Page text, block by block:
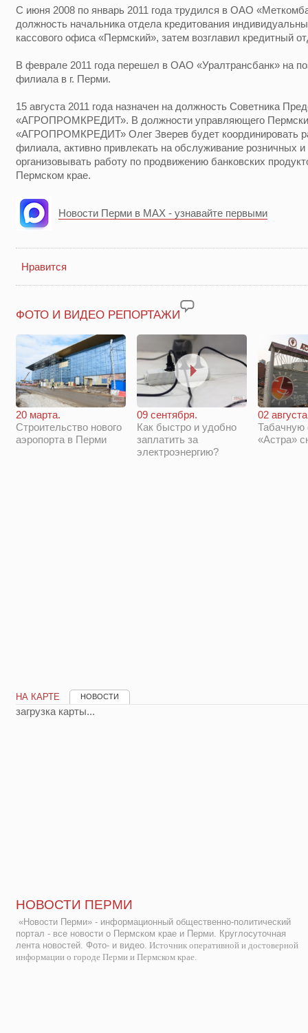
С июня 2008 по январь 2011 года трудился в ОАО
должность начальника отдела кредитования
кассового офиса «Пермский», затем возглавил кредитный
В феврале 2011 года перешел в ОАО «Уралтрансбанк» на
филиала в г. Перми.
15 августа 2011 года назначен на должность Советника
«АГРОПРОМКРЕДИТ». В должности управляющего
«АГРОПРОМКРЕДИТ» Олег Зверев будет координировать
филиала, активно привлекать на обслуживание розничных
организовывать работу по продвижению банковских
Пермском крае.
Новости Перми в MAX - узнавайте первыми
Нравится
ФОТО И ВИДЕО РЕПОРТАЖИ
20 марта.
Строительство нового
аэропорта в Перми
09 сентября.
Как быстро и удобно
заплатить за
электроэнергию?
02
Табачную
«Астра»
НА КАРТЕ НОВОСТИ
загрузка карты...
НОВОСТИ ПЕРМИ
«Новости Перми» - информационный общественно-политический
портал - все новости о Пермском крае и Перми. Круглосуточная
лента новостей. Фото- и видео. Источник оперативной и достоверной
информации о городе Перми и Пермском крае.